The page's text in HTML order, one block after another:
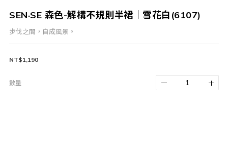
SEN·SE 森色-解構不規則半裙｜雪花白(6107)
步伐之間，自成風景。
NT$1,190
數量